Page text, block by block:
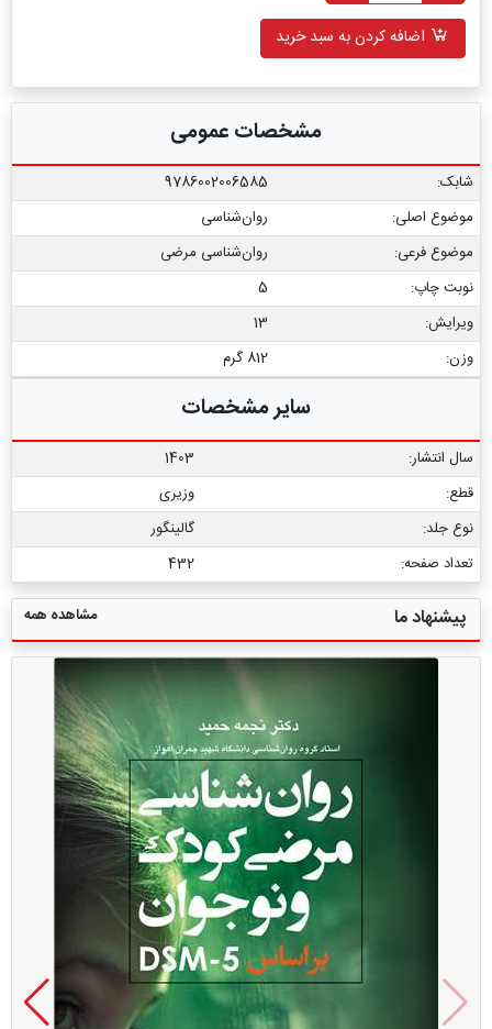
اضافه کردن به سبد خرید
مشخصات عمومی
شابک:
9786002006585
موضوع اصلی:
روان‌شناسی
موضوع فرعی:
روان‌شناسی مرضی
نوبت چاپ:
5
ویرایش:
13
وزن:
812 گرم
سایر مشخصات
سال انتشار:
1403
قطع:
وزیری
نوع جلد:
گالینگور
تعداد صفحه:
432
پیشنهاد ما مشاهده همه